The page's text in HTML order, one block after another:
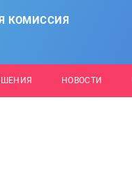
КОМИССИЯ
НОВОСТИ